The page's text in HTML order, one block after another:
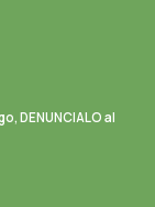
DENUNCIALO al